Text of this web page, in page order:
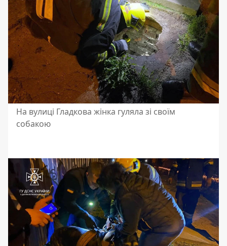
На вулиці Гладкова жінка гуляла зі своїм
собакою